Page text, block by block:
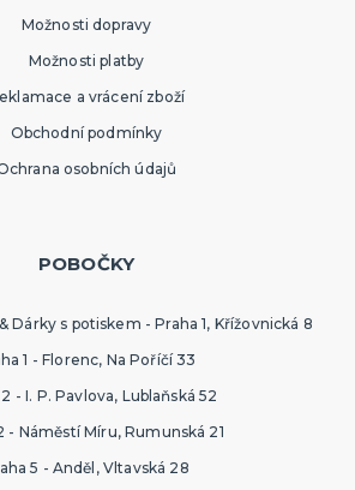
Možnosti dopravy
Možnosti platby
a vrácení zboží
Obchodní podmínky
osobních údajů
POBOČKY
Dárky s potiskem - Praha 1, Křížovnická 8
1 - Florenc, Na Poříčí 33
- I. P. Pavlova, Lublaňská 52
- Náměstí Míru, Rumunská 21
5 - Anděl, Vltavská 28